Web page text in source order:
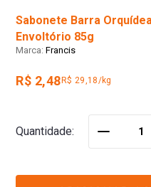
Sabonete Barra
Envoltório 85g
Francis
R$ 2,48 R$ 29,18/kg
Quantidade